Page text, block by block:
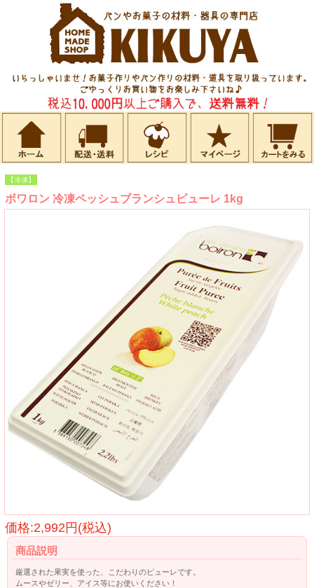
【冷凍】
ボワロン 冷凍ペッシュブランシュピューレ 1kg
価格:2,992円(税込)
商品説明
厳選された果実を使った、こだわりのピューレです。
ムースやゼリー、アイス等にお使いください！